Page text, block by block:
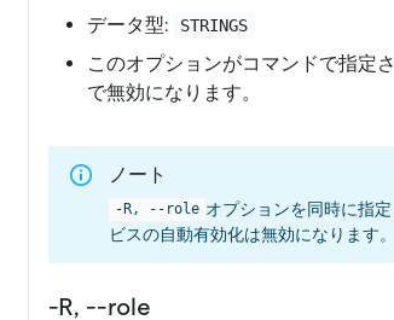
データ型:
STRINGS
このオプションがコマンドで指定
で無効になります。
ノート
-R, --role オプションを同時に指定
ビスの自動有効化は無効になります。
-R, --role